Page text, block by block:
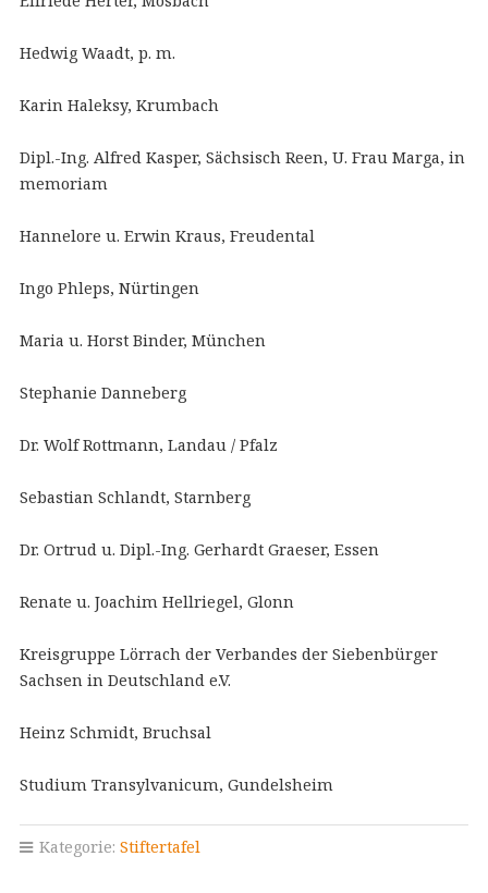
Hedwig Waadt, p. m.
Karin Haleksy, Krumbach
Dipl.-Ing. Alfred Kasper, Sächsisch Reen, U. Frau Marga, in
memoriam
Hannelore u. Erwin Kraus, Freudental
Ingo Phleps, Nürtingen
Maria u. Horst Binder, München
Stephanie Danneberg
Dr. Wolf Rottmann, Landau / Pfalz
Sebastian Schlandt, Starnberg
Dr. Ortrud u. Dipl.-Ing. Gerhardt Graeser, Essen
Renate u. Joachim Hellriegel, Glonn
Kreisgruppe Lörrach der Verbandes der Siebenbürger
Sachsen in Deutschland e.V.
Heinz Schmidt, Bruchsal
Studium Transylvanicum, Gundelsheim
Kategorie: Stiftertafel